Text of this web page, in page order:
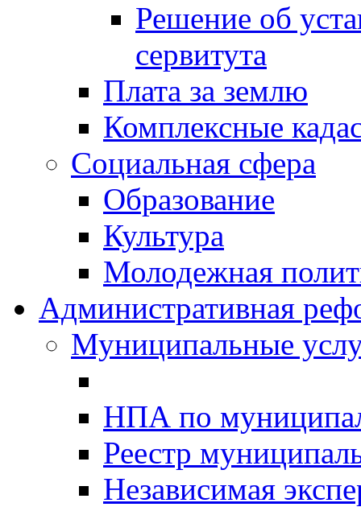
Решение об
сервитута
Плата за землю
Комплексные
Социальная сфера
Образование
Культура
Молодежная
Административная
Муниципальные
НПА по
Реестр
Независимая